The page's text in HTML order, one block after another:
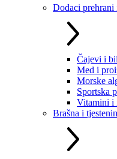
Dodaci prehrani
Čajevi i
Med i
Morske
Sportska
Vitamini i
Brašna i